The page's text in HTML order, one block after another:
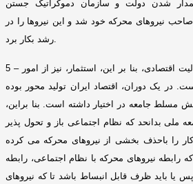
شدن دولت و سازمان دموکراتیک جستن
نیروهای محرکه خود شد و این نیروها را در
رشد بکار برد
5 – اقتصادی، بنا بر این، استثمار، نیز از امور
در یک دوران، اقتصاد ایران تولید محور بوده
مسلط جامعه در اختیار داشته است. بنا براین،
ملی بدانحد که نظام اجتماعی باز و تحول پذیر
را باحذف بخشی از نیروهای محرکه می کرده
رابطه نیروهای محرکه با نظام اجتماعی، رابطه
پس یا باید ظرف قابل انبساط باشد تا که نیروهای